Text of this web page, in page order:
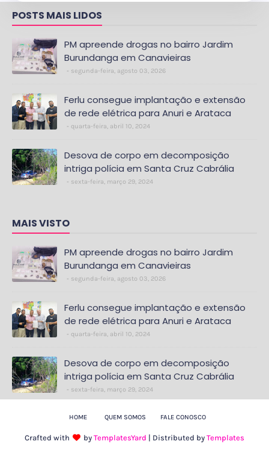
POSTS MAIS LIDOS
PM apreende drogas no bairro Jardim
Burundanga em Canavieiras
segunda-feira, agosto 03, 2026
Ferlu consegue implantação e extensão
de rede elétrica para Anuri e Arataca
quarta-feira, abril 10, 2024
Desova de corpo em decomposição
intriga polícia em Santa Cruz Cabrália
sexta-feira, março 29, 2024
MAIS VISTO
PM apreende drogas no bairro Jardim
Burundanga em Canavieiras
segunda-feira, agosto 03, 2026
Ferlu consegue implantação e extensão
de rede elétrica para Anuri e Arataca
quarta-feira, abril 10, 2024
Desova de corpo em decomposição
intriga polícia em Santa Cruz Cabrália
sexta-feira, março 29, 2024
HOME QUEM SOMOS FALE CONOSCO
Crafted with by TemplatesYard | Distributed by Templates